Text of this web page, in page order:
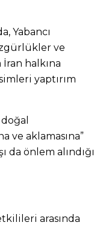
Yabancı
ve
halkına
yaptırım
ve aklamasına”
da önlem alındığı
arasında